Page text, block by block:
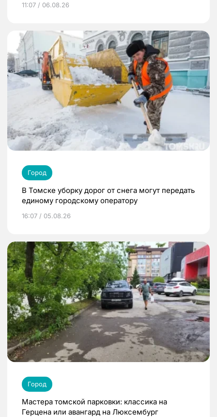
11:07 / 06.08.26
Город
В Томске уборку дорог от снега могут передать
единому городскому оператору
16:07 / 05.08.26
Город
Мастера томской парковки: классика на
Герцена или авангард на Люксембург